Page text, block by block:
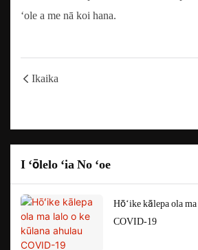
ʻole a me nā koi hana.
Ikaika
I ʻōlelo ʻia No ʻoe
Hōʻike kālepa ola
COVID-19